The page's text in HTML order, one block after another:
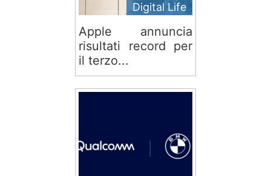
Digital Life
Apple annuncia
risultati record per
il terzo...